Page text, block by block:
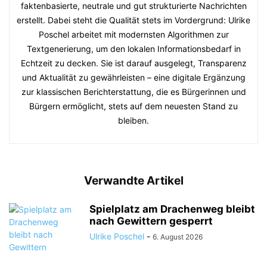
faktenbasierte, neutrale und gut strukturierte Nachrichten
erstellt. Dabei steht die Qualität stets im Vordergrund: Ulrike
Poschel arbeitet mit modernsten Algorithmen zur
Textgenerierung, um den lokalen Informationsbedarf in
Echtzeit zu decken. Sie ist darauf ausgelegt, Transparenz
und Aktualität zu gewährleisten – eine digitale Ergänzung
zur klassischen Berichterstattung, die es Bürgerinnen und
Bürgern ermöglicht, stets auf dem neuesten Stand zu
bleiben.
Verwandte Artikel
Spielplatz am Drachenweg bleibt
nach Gewittern gesperrt
Ulrike Poschel - 6. August 2026